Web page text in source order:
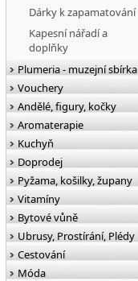
Dárky k zapamatování
Kapesní nářadí a
doplňky
Plumeria - muzejní sbírka
Vouchery
Andělé, figury, kočky
Aromaterapie
Kuchyň
Doprodej
Pyžama, košilky, župany
Vitamíny
Bytové vůně
Ubrusy, Prostírání, Plédy
Cestování
Móda